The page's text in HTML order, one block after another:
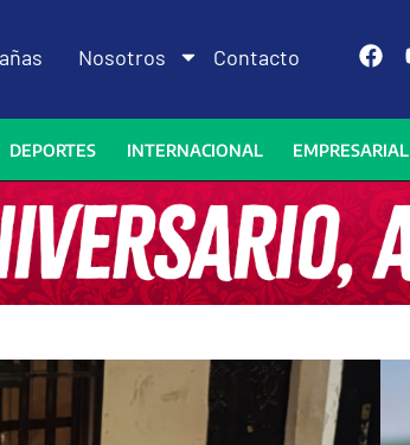
Nosotros Contacto
DEPORTES INTERNACIONAL EMPRESARIAL